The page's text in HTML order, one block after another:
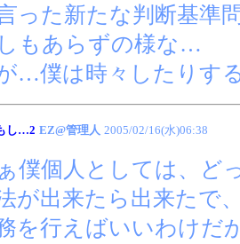
った新たな判断基準
もあらずの様な…
…僕は時々したりす
し…2 EZ@管理人 2005/02/16(水)06:38
僕個人としては、ど
が出来たら出来たで
を行えばいいわけだ